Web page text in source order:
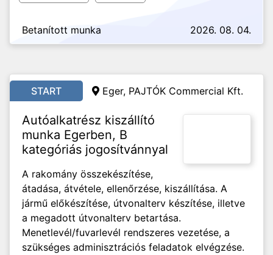
Betanított munka 2026. 08. 04.
START Eger, PAJTÓK Commercial Kft.
Autóalkatrész kiszállító
munka Egerben, B
kategóriás jogosítvánnyal
A rakomány összekészítése,
átadása, átvétele, ellenőrzése, kiszállítása. A
jármű előkészítése, útvonalterv készítése, illetve
a megadott útvonalterv betartása.
Menetlevél/fuvarlevél rendszeres vezetése, a
szükséges adminisztrációs feladatok elvégzése.